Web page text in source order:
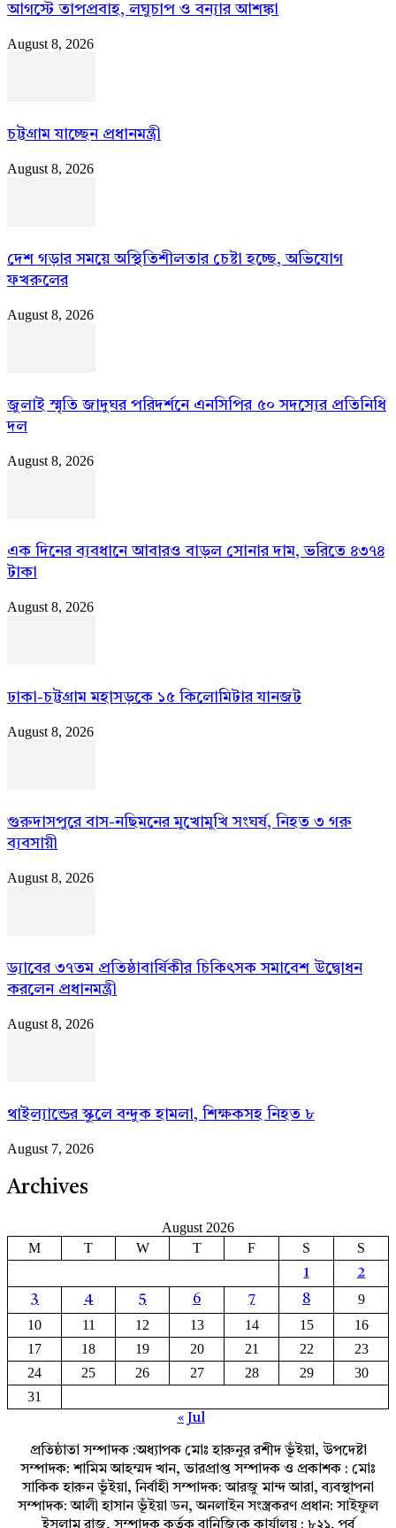
আগস্টে তাপপ্রবাহ, লঘুচাপ ও বন্যার আশঙ্কা
August 8, 2026
চট্টগ্রাম যাচ্ছেন প্রধানমন্ত্রী
August 8, 2026
দেশ গড়ার সময়ে অস্থিতিশীলতার চেষ্টা হচ্ছে, অভিযোগ
ফখরুলের
August 8, 2026
জুলাই স্মৃতি জাদুঘর পরিদর্শনে এনসিপির ৫০ সদস্যের প্রতিনিধি
দল
August 8, 2026
এক দিনের ব্যবধানে আবারও বাড়ল সোনার দাম, ভরিতে ৪৩৭৪
টাকা
August 8, 2026
ঢাকা-চট্টগ্রাম মহাসড়কে ১৫ কিলোমিটার যানজট
August 8, 2026
গুরুদাসপুরে বাস-নছিমনের মুখোমুখি সংঘর্ষ, নিহত ৩ গরু
ব্যবসায়ী
August 8, 2026
ড্যাবের ৩৭তম প্রতিষ্ঠাবার্ষিকীর চিকিৎসক সমাবেশ উদ্বোধন
করলেন প্রধানমন্ত্রী
August 8, 2026
থাইল্যান্ডের স্কুলে বন্দুক হামলা, শিক্ষকসহ নিহত ৮
August 7, 2026
Archives
August 2026
M
T W T F S S
1
2
3
4 5 6 7 8
9
10
11 12 13 14 15
16
17
18 19 20 21 22
23
24
25 26 27 28 29
30
31
« Jul
প্রতিষ্ঠাতা সম্পাদক :অধ্যাপক মোঃ হারুনুর রশীদ ভূঁইয়া, উপদেষ্টা
সম্পাদক: শামিম আহম্মদ খান, ভারপ্রাপ্ত সম্পাদক ও প্রকাশক : মোঃ
সাকিক হারুন ভূঁইয়া, নির্বাহী সম্পাদক: আরজু মান্দ আরা, ব্যবস্থাপনা
সম্পাদক: আলী হাসান ভূঁইয়া ডন, অনলাইন সংস্ত্রকরণ প্রধান: সাইফুল